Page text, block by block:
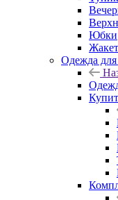
Юбки
Одежда